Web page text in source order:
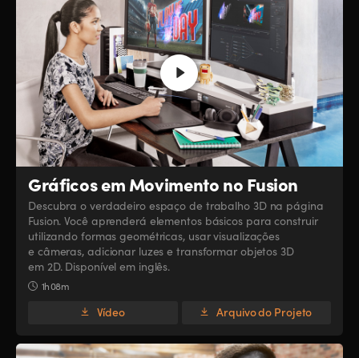
Gráficos em Movimento no Fusion
Descubra o verdadeiro espaço de trabalho 3D na página
Fusion. Você aprenderá elementos básicos para construir
utilizando formas geométricas, usar visualizações
e câmeras, adicionar luzes e transformar objetos 3D
em 2D. Disponível em inglês.
1h 08m
Vídeo Arquivo do Projeto